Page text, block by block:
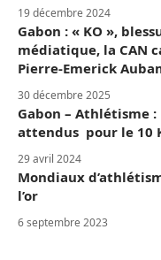
19 décembre 2024
Gabon : « KO »,
médiatique, la CAN
Pierre-Emerick
30 décembre 2025
Gabon – Athlétisme
attendus pour le 10
29 avril 2024
Mondiaux
l’or
6 septembre 2023